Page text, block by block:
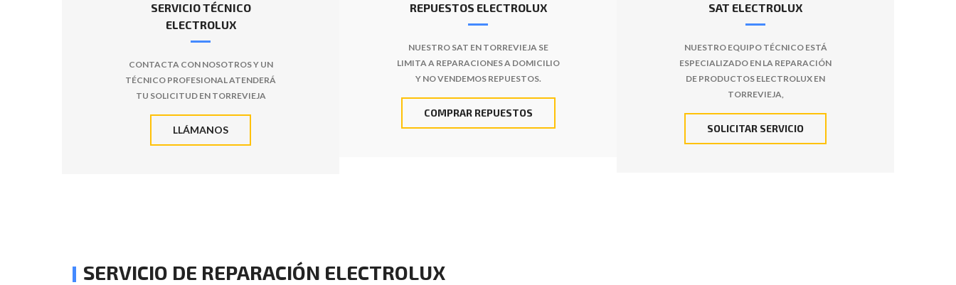
SERVICIO TÉCNICO
ELECTROLUX
CONTACTA CON NOSOTROS Y UN
TÉCNICO PROFESIONAL ATENDERÁ
TU SOLICITUD EN TORREVIEJA
LLÁMANOS
REPUESTOS ELECTROLUX
NUESTRO SAT EN TORREVIEJA SE
LIMITA A REPARACIONES A DOMICILIO
Y NO VENDEMOS REPUESTOS.
COMPRAR REPUESTOS
SAT ELECTROLUX
NUESTRO EQUIPO TÉCNICO ESTÁ
ESPECIALIZADO EN LA REPARACIÓN
DE PRODUCTOS ELECTROLUX EN
TORREVIEJA,
SOLICITAR SERVICIO
SERVICIO DE REPARACIÓN ELECTROLUX